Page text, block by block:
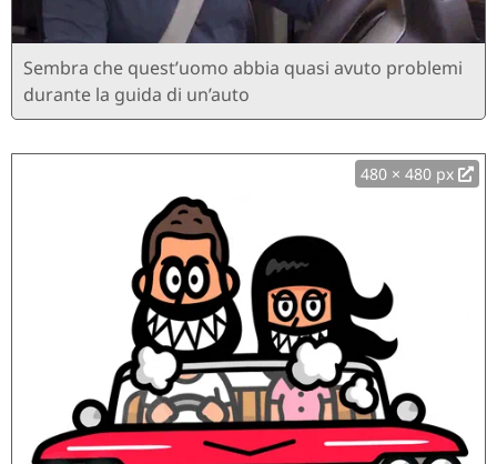
Sembra che quest’uomo abbia quasi avuto problemi
durante la guida di un’auto
480 × 480 px